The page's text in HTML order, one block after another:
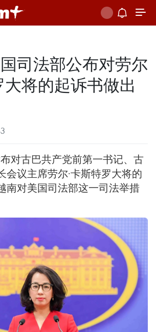
司法部公布对劳尔
大将的起诉书做出
对古巴共产党前第一书记、古
会议主席劳尔·卡斯特罗大将的
南对美国司法部这一司法举措